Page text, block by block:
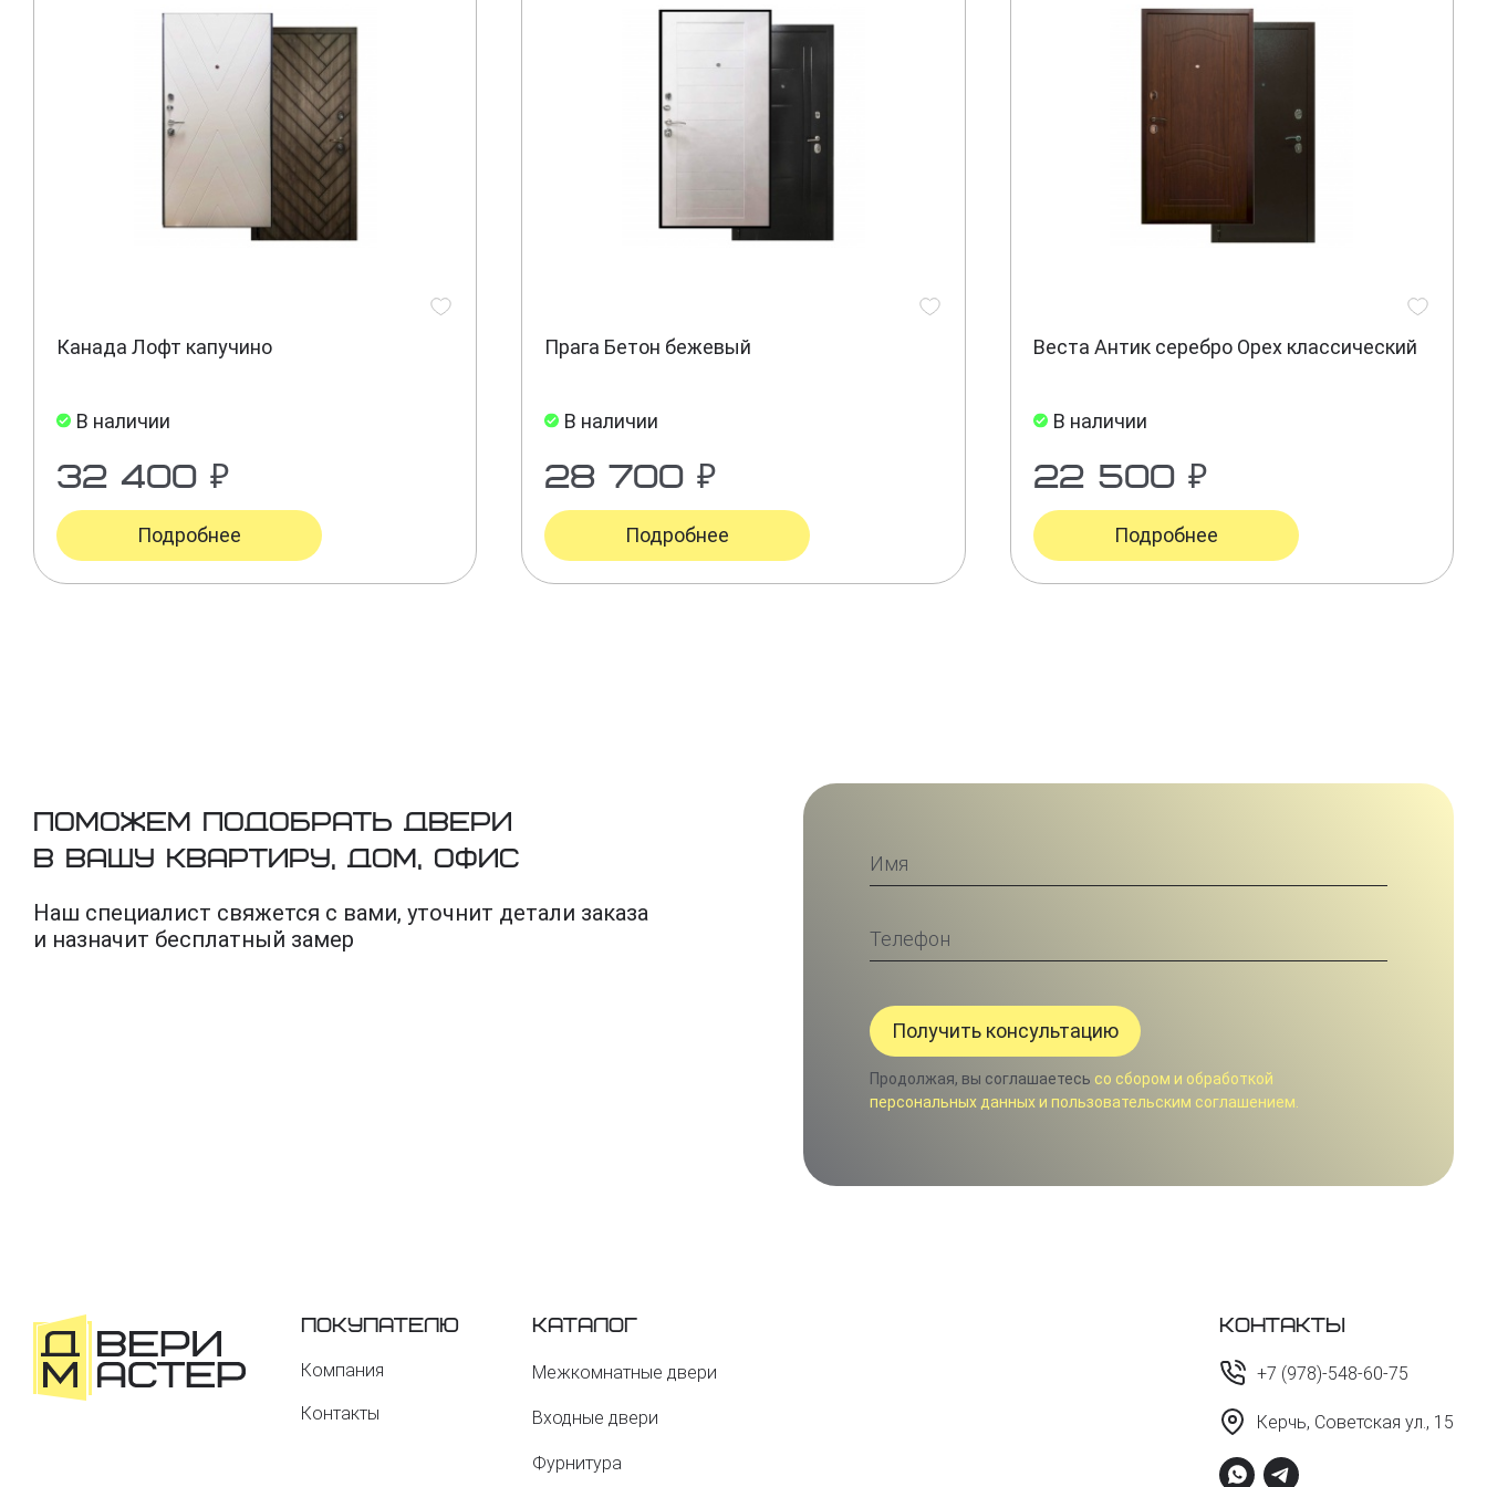
Канада Лофт капучино
В наличии
32 400 ₽
Подробнее
Прага Бетон бежевый
В наличии
28 700 ₽
Подробнее
Веста Антик серебро Орех классический
В наличии
22 500 ₽
Подробнее
Поможем подобрать двери
в вашу квартиру, дом, офис
Наш специалист свяжется с вами, уточнит детали заказа
и назначит бесплатный замер
Продолжая, вы соглашаетесь со сбором и обработкой
персональных данных и пользовательским соглашением.
Покупателю
Компания
Контакты
Каталог
Межкомнатные двери
Входные двери
Фурнитура
Контакты
+7 (978)-548-60-75
Керчь, Советская ул., 15